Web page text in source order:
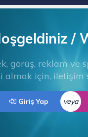
/
görüş, reklam ve
almak için, iletişim
Giriş Yap veya